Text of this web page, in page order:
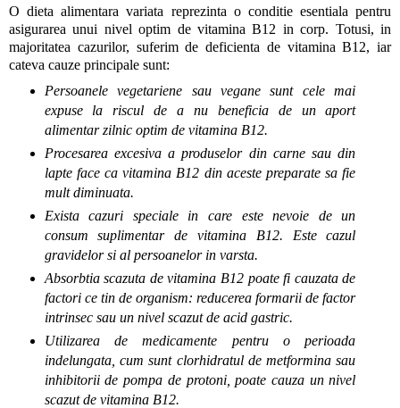
O dieta alimentara variata reprezinta o conditie esentiala pentru
asigurarea unui nivel optim de vitamina B12 in corp. Totusi, in
majoritatea cazurilor, suferim de deficienta de vitamina B12, iar
cateva cauze principale sunt:
Persoanele vegetariene sau vegane sunt cele mai
expuse la riscul de a nu beneficia de un aport
alimentar zilnic optim de vitamina B12.
Procesarea excesiva a produselor din carne sau din
lapte face ca vitamina B12 din aceste preparate sa fie
mult diminuata.
Exista cazuri speciale in care este nevoie de un
consum suplimentar de vitamina B12. Este cazul
gravidelor si al persoanelor in varsta.
Absorbtia scazuta de vitamina B12 poate fi cauzata de
factori ce tin de organism: reducerea formarii de factor
intrinsec sau un nivel scazut de acid gastric.
Utilizarea de medicamente pentru o perioada
indelungata, cum sunt clorhidratul de metformina sau
inhibitorii de pompa de protoni, poate cauza un nivel
scazut de vitamina B12.